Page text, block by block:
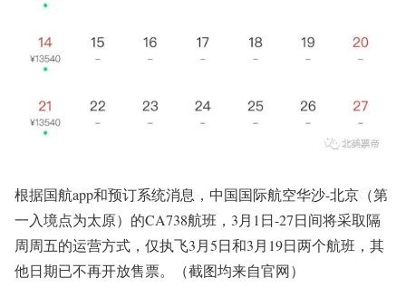
根据国航app和预订系统消息，中国国际航空华沙-北京（第
一入境点为太原）的CA738航班，3月1日-27日间将采取隔
周周五的运营方式，仅执飞3月5日和3月19日两个航班，其
他日期已不再开放售票。（截图均来自官网）